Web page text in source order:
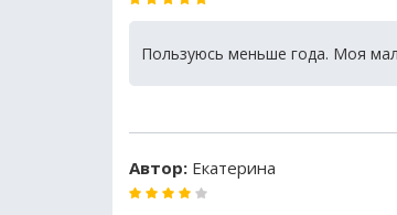
Пользуюсь меньше года. Моя
Автор: Екатерина